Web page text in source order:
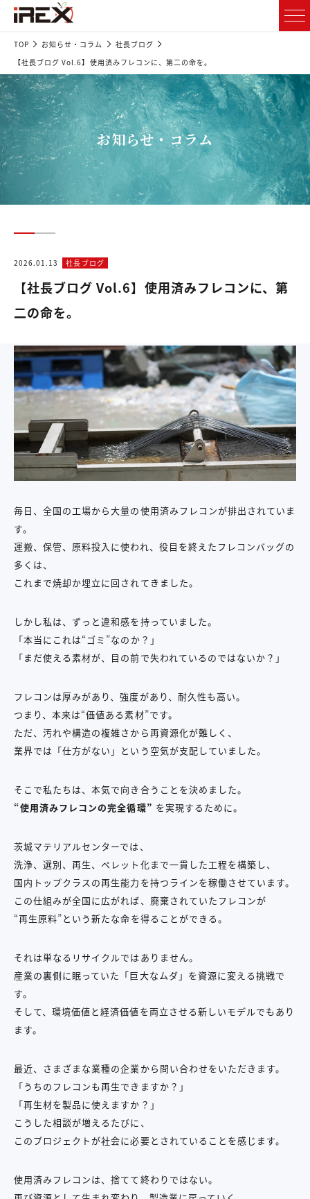
TOP お知らせ・コラム
社長ブログ
【社長ブログ Vol.6】使用済みフレコンに、第二の命を。
お知らせ・コラム
2026.01.13 社長ブログ
【社長ブログ Vol.6】使用済みフレコンに、第
二の命を。
毎日、全国の工場から大量の使用済みフレコンが排出されていま
す。
運搬、保管、原料投入に使われ、役目を終えたフレコンバッグの
多くは、
これまで焼却か埋立に回されてきました。
しかし私は、ずっと違和感を持っていました。
「本当にこれは“ゴミ”なのか？」
「まだ使える素材が、目の前で失われているのではないか？」
フレコンは厚みがあり、強度があり、耐久性も高い。
つまり、本来は“価値ある素材”です。
ただ、汚れや構造の複雑さから再資源化が難しく、
業界では「仕方がない」という空気が支配していました。
そこで私たちは、本気で向き合うことを決めました。
“使用済みフレコンの完全循環” を実現するために。
茨城マテリアルセンターでは、
洗浄、選別、再生、ペレット化まで一貫した工程を構築し、
国内トップクラスの再生能力を持つラインを稼働させています。
この仕組みが全国に広がれば、廃棄されていたフレコンが
“再生原料”という新たな命を得ることができる。
それは単なるリサイクルではありません。
産業の裏側に眠っていた「巨大なムダ」を資源に変える挑戦で
す。
そして、環境価値と経済価値を両立させる新しいモデルでもあり
ます。
最近、さまざまな業種の企業から問い合わせをいただきます。
「うちのフレコンも再生できますか？」
「再生材を製品に使えますか？」
こうした相談が増えるたびに、
このプロジェクトが社会に必要とされていることを感じます。
使用済みフレコンは、捨てて終わりではない。